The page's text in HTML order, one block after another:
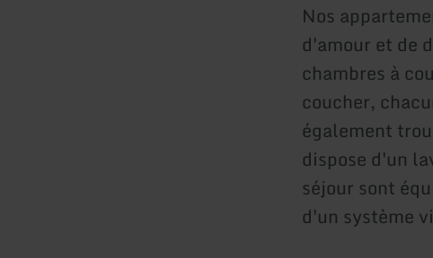
Nos
d'amour et de
chambres à
coucher,
également
dispose d'un
séjour sont
d'un système